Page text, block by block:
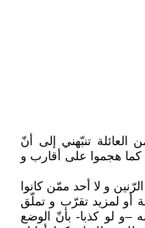
العائلة تنبّهني إلى أنّ
كما هجموا على أقارب و
و لا أحد ممّن كانوا
أو لمزيد تقرّب و تملّق
لو كذبا- بأنّ الوضع